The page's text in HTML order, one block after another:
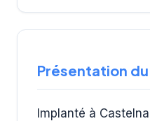
Présentation
Implanté à